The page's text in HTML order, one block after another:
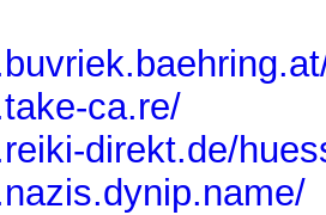
ca.re/
direkt.de/